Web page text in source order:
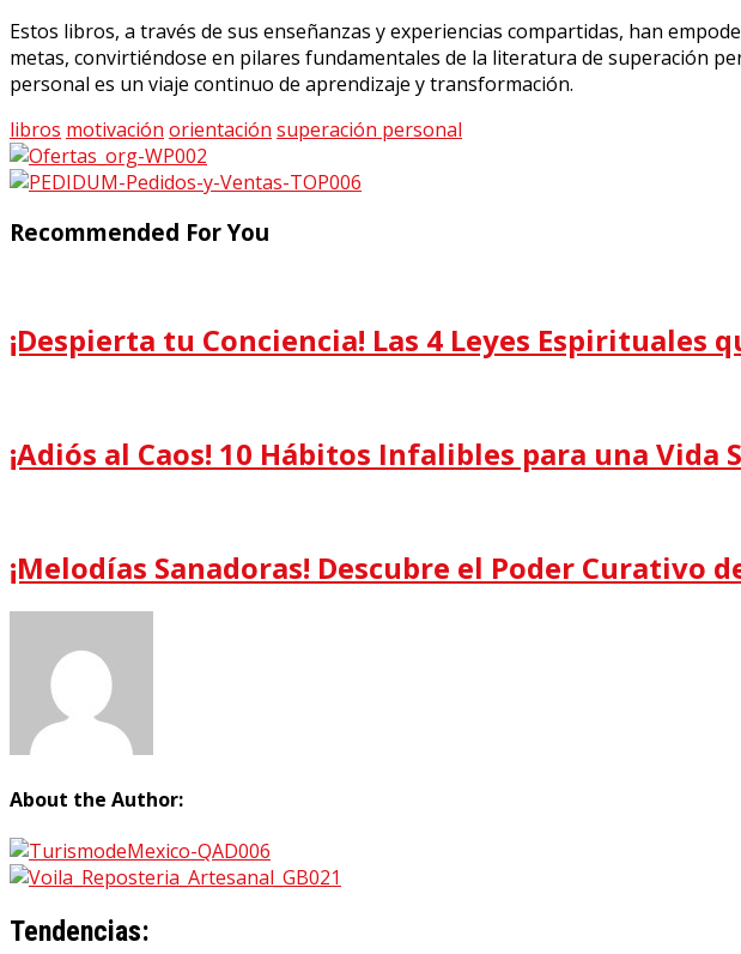
Estos libros, a través de sus enseñanzas y experiencias compartidas, han
metas, convirtiéndose en pilares fundamentales de la literatura de superación
personal es un viaje continuo de aprendizaje y transformación.
libros motivación orientación superación personal
Recommended For You
¡Despierta tu Conciencia! Las 4 Leyes Espirituales
¡Adiós al Caos! 10 Hábitos Infalibles para una Vida
¡Melodías Sanadoras! Descubre el Poder Curativo
About the Author:
Tendencias: